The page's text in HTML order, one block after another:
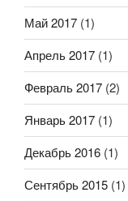
Май 2017 (1)
Апрель 2017 (1)
Февраль 2017 (2)
Январь 2017 (1)
Декабрь 2016 (1)
Сентябрь 2015 (1)